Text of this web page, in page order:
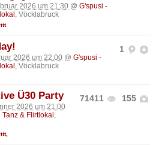
2026 um 21:30 @ G'spusi -
, Vöcklabruck
1
2026 um 22:00 @ G'spusi -
, Vöcklabruck
71411 155
Ü30 Party
2026 um 21:00
& Flirtlokal ,
,